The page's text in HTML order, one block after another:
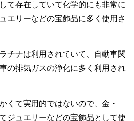
て存在していて化学的にも非常に
エリーなどの宝飾品に多く使用さ
チナは利用されていて、自動車関
の排気ガスの浄化に多く利用され
くて実用的ではないので、金・
ジュエリーなどの宝飾品として使